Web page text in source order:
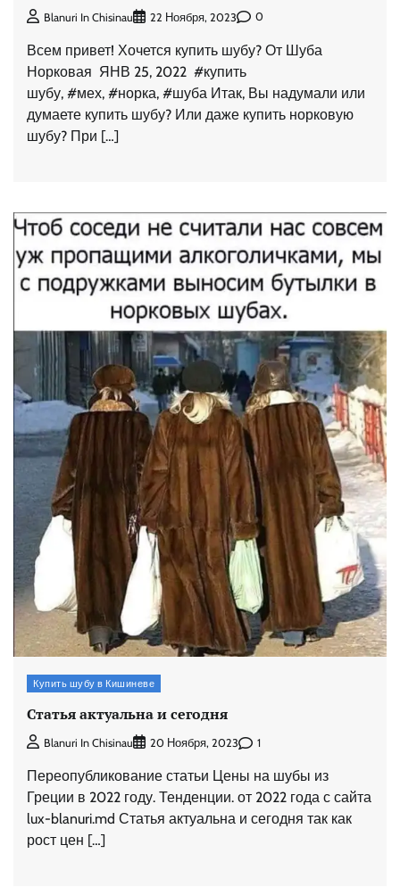
Blanuri In Chisinau 22 Ноября, 2023 0
Всем привет! Хочется купить шубу? От Шуба
Норковая ЯНВ 25, 2022 #купить
шубу, #мех, #норка, #шуба Итак, Вы надумали или
думаете купить шубу? Или даже купить норковую
шубу? При […]
Купить шубу в Кишиневе
Статья актуальна и сегодня
Blanuri In Chisinau 20 Ноября, 2023 1
Переопубликование статьи Цены на шубы из
Греции в 2022 году. Тенденции. от 2022 года с сайта
lux-blanuri.md Статья актуальна и сегодня так как
рост цен […]